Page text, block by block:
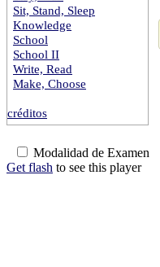
Sit, Stand, Sleep
Knowledge
School
School II
Write, Read
Make, Choose
créditos
Modalidad de Examen
Get flash to see this player